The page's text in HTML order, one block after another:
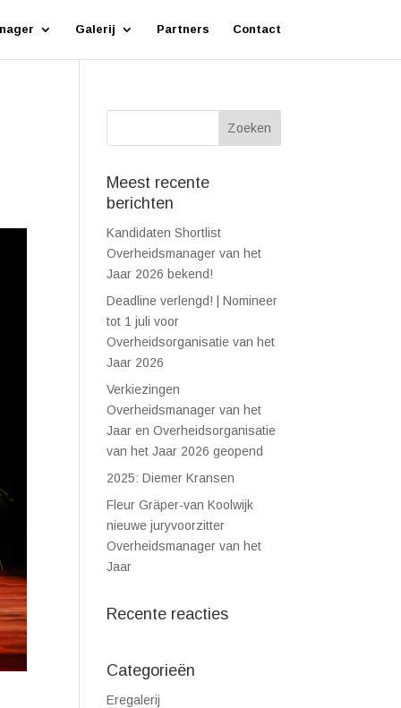
Galerij Partners Contact
Meest recente
berichten
Kandidaten Shortlist
Overheidsmanager van het
Jaar 2026 bekend!
Deadline verlengd! | Nomineer
tot 1 juli voor
Overheidsorganisatie van het
Jaar 2026
Verkiezingen
Overheidsmanager van het
Jaar en Overheidsorganisatie
van het Jaar 2026 geopend
2025: Diemer Kransen
Fleur Gräper-van Koolwijk
nieuwe juryvoorzitter
Overheidsmanager van het
Jaar
Recente reacties
Categorieën
Eregalerij